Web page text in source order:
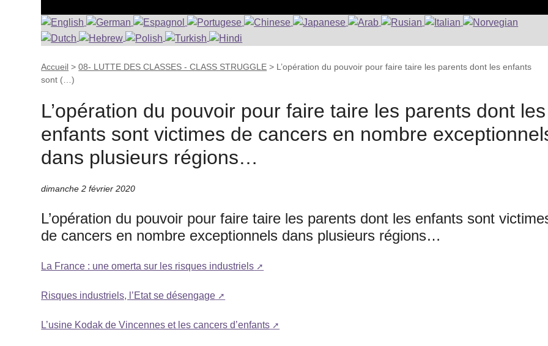
Accueil >08- LUTTE DES CLASSES - CLASS STRUGGLE > L’opération du pouvoir pour faire taire les parents dont les enfants
sont (…)
L’opération du pouvoir pour faire taire les parents dont les
enfants sont victimes de cancers en nombre
dans plusieurs régions…
dimanche 2 février 2020
L’opération du pouvoir pour faire taire les parents dont les enfants sont
de cancers en nombre exceptionnels dans plusieurs régions…
La France : une omerta sur les risques industriels
Risques industriels, l’Etat se désengage
L’usine Kodak de Vincennes et les cancers d’enfants